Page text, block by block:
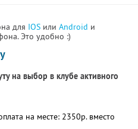
для IOS или Android и
Это удобно :)
на выбор в клубе активного
на месте: 2350р. вместо